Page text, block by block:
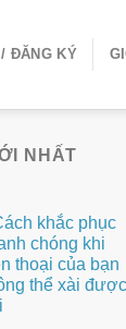
ĐĂNG KÝ
NHẤT
khắc phục
chóng khi
thoại của bạn
thể xài được